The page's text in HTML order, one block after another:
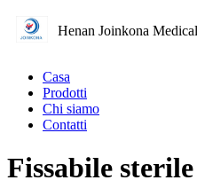
Henan Joinkona
Casa
Prodotti
Chi siamo
Contatti
Fissabile